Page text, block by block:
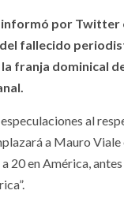
por Twitter
fallecido
franja dominical
al
a Mauro Viale
20 en América,